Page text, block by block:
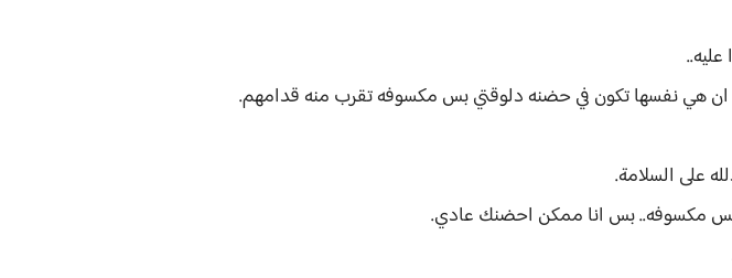
ان هي نفسها تكون في حضنه دلوقتي بس مكسوفه تقرب منه قدامهم.
على السلامة.
بس مكسوفه.. بس انا ممكن احضنك عادي.